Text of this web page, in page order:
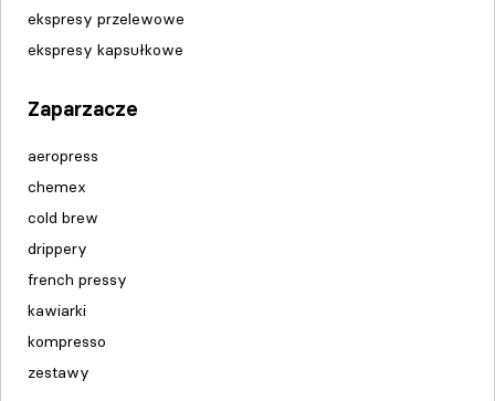
ekspresy przelewowe
ekspresy kapsułkowe
Zaparzacze
aeropress
chemex
cold brew
drippery
french pressy
kawiarki
kompresso
zestawy